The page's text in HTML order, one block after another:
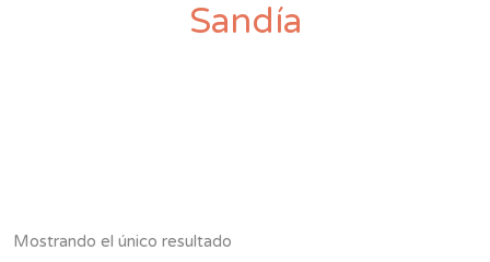
Sandía
Mostrando el único resultado